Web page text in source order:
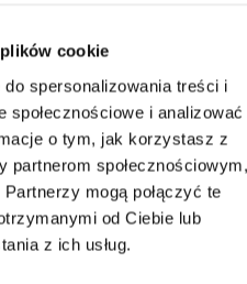
cookie
spersonalizowania treści i
i analizować
o tym, jak korzystasz z
partnerom społecznościowym,
mogą połączyć te
od Ciebie lub
z ich usług.
kolekcja
112,80 zł